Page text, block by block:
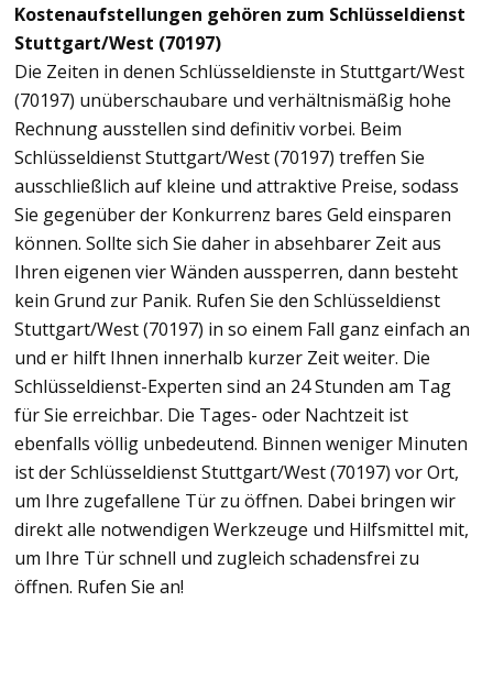
Kostenaufstellungen gehören zum Schlüsseldienst
Stuttgart/West (70197)
Die Zeiten in denen Schlüsseldienste in Stuttgart/West
(70197) unüberschaubare und verhältnismäßig hohe
Rechnung ausstellen sind definitiv vorbei. Beim
Schlüsseldienst Stuttgart/West (70197) treffen Sie
ausschließlich auf kleine und attraktive Preise, sodass
Sie gegenüber der Konkurrenz bares Geld einsparen
können. Sollte sich Sie daher in absehbarer Zeit aus
Ihren eigenen vier Wänden aussperren, dann besteht
kein Grund zur Panik. Rufen Sie den Schlüsseldienst
Stuttgart/West (70197) in so einem Fall ganz einfach an
und er hilft Ihnen innerhalb kurzer Zeit weiter. Die
Schlüsseldienst-Experten sind an 24 Stunden am Tag
für Sie erreichbar. Die Tages- oder Nachtzeit ist
ebenfalls völlig unbedeutend. Binnen weniger Minuten
ist der Schlüsseldienst Stuttgart/West (70197) vor Ort,
um Ihre zugefallene Tür zu öffnen. Dabei bringen wir
direkt alle notwendigen Werkzeuge und Hilfsmittel mit,
um Ihre Tür schnell und zugleich schadensfrei zu
öffnen. Rufen Sie an!